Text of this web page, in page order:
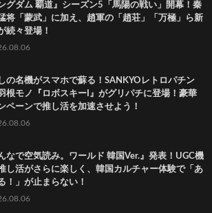
グダム 覇道』シーズン5「馬陽の戦い」開幕！秦
将「蒙武」に加え、趙軍の「趙荘」「万極」ら新
続々登場！
の名機がスマホで蘇る！SANKYOレトロパチン
根モノ『ロボスキーI』がグリパチに登場！豪華
ペーンで推し活を加速させよう！
なで空気読み。ワールド 韓国Ver.』発表！UGC機
し活がさらに楽しく、韓国カルチャー体験で「あ
！」が止まらない！